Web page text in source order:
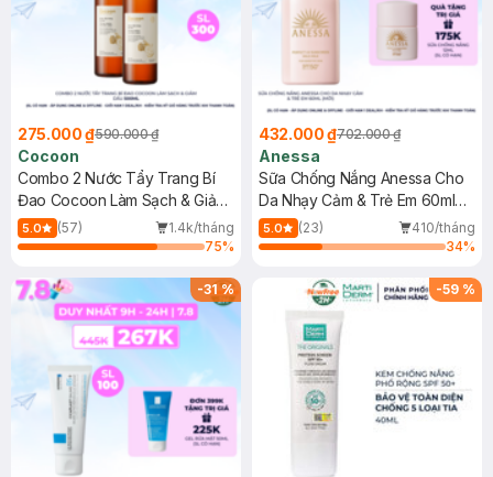
275.000 ₫590.000 ₫
Cocoon
Combo 2 Nước Tẩy Trang Bí
Đao Cocoon Làm Sạch & Giảm
Dầu 500ml
5.0 (57)
1.4k/tháng
75%
432.000 ₫702.000 ₫
Anessa
Sữa Chống Nắng Anessa Cho
Da Nhạy Cảm & Trẻ Em 60ml
(Mới)
5.0 (23)
410/tháng
34%
-31% -59 %